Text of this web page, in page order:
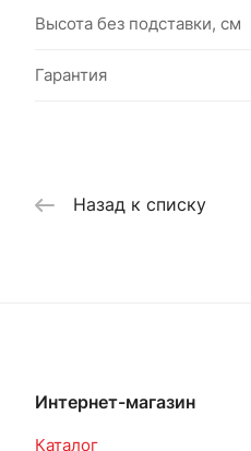
Высота без подставки, см
Гарантия
Назад к списку
Интернет-магазин
Каталог